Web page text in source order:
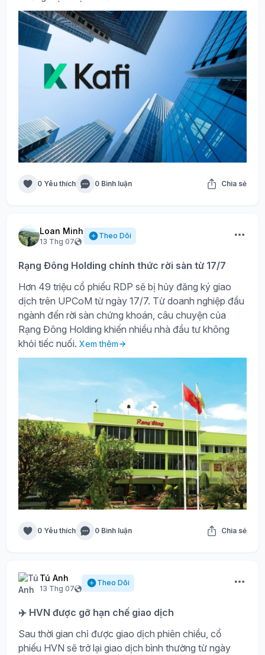
0 Yêu thích 0 Bình luận Chia sẻ
Loan Minh
13 Thg 07
Theo Dõi
Rạng Đông Holding chính thức rời sàn từ 17/7
Hơn 49 triệu cổ phiếu RDP sẽ bị hủy đăng ký giao
dịch trên UPCoM từ ngày 17/7. Từ doanh nghiệp đầu
ngành đến rời sàn chứng khoán, câu chuyện của
Rạng Đông Holding khiến nhiều nhà đầu tư không
khỏi tiếc nuối. Xem thêm
0 Yêu thích 0 Bình luận Chia sẻ
Tú Anh
13 Thg 07
Theo Dõi
✈️ HVN được gỡ hạn chế giao dịch
Sau thời gian chỉ được giao dịch phiên chiều, cổ
phiếu HVN sẽ trở lại giao dịch bình thường từ ngày